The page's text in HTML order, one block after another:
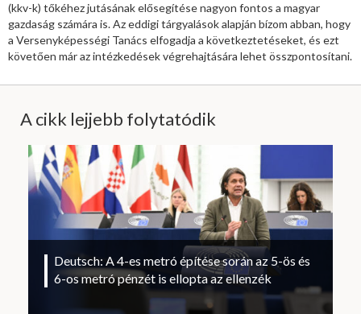
(kkv-k) tőkéhez jutásának elősegítése nagyon fontos a magyar
gazdaság számára is. Az eddigi tárgyalások alapján bízom abban, hogy
a Versenyképességi Tanács elfogadja a következtetéseket, és ezt
követően már az intézkedések végrehajtására lehet összpontosítani.
A cikk lejjebb folytatódik
Deutsch: A 4-es metró építése során az 5-ös és
6-os metró pénzét is ellopta az ellenzék